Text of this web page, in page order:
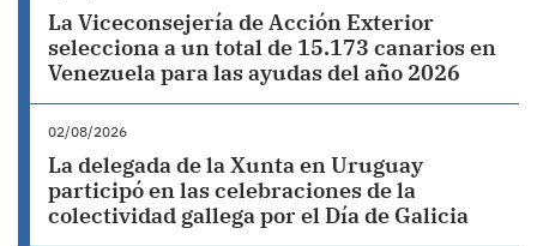
La Viceconsejería de Acción Exterior
selecciona a un total de 15.173 canarios en
Venezuela para las ayudas del año 2026
02/08/2026
La delegada de la Xunta en Uruguay
participó en las celebraciones de la
colectividad gallega por el Día de Galicia